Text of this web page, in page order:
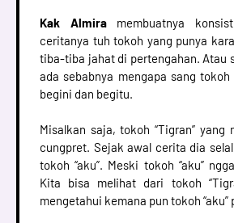
Kak Almiramembuatnya
ceritanya tuh tokoh yang punya
tiba-tiba jahat di pertengahan. Atau
ada sebabnya mengapa sang
begini dan begitu.
Misalkan saja, tokoh “Tigran” yang
cungpret. Sejak awal cerita dia
tokoh “aku”. Meski tokoh “aku”
Kita bisa melihat dari tokoh
mengetahui kemana pun tokoh “aku”